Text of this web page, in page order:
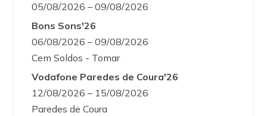
05/08/2026 – 09/08/2026
Bons Sons'26
06/08/2026 – 09/08/2026
Cem Soldos - Tomar
Vodafone Paredes de Coura'26
12/08/2026 – 15/08/2026
Paredes de Coura